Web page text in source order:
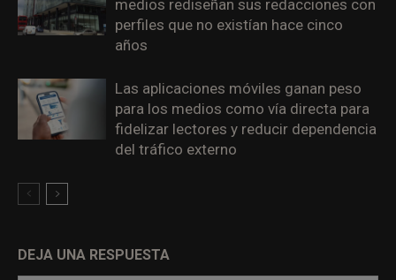
medios rediseñan sus redacciones con
perfiles que no existían hace cinco
años
Las aplicaciones móviles ganan peso
para los medios como vía directa para
fidelizar lectores y reducir dependencia
del tráfico externo
DEJA UNA RESPUESTA